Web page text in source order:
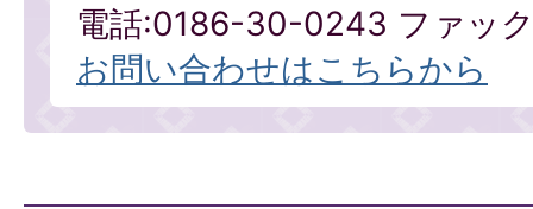
電話:0186-30-0243 ファッ
お問い合わせはこちらから